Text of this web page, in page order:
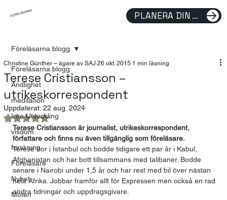
FÖRELÄSARNA PLANERA DIN FÖRELÄSNING
Föreläsarna blogg
Andlighet
meditation
Inre Utveckling
visdom
forskning
Föreläsare
Nyhet
Möten
Föreläsarna blogg
Terese Cristiansson –
utrikeskorrespondent
Christine Günther – ägare av SAJ 26 okt. 2015 1 min läsning
Uppdaterat: 22 aug. 2024
Betygsatt till NaN av 5 stjärnor.
Terese Cristiansson är journalist, utrikeskorrespondent,
författare och finns nu även tillgänglig som föreläsare.
Terese bor i Istanbul och bodde tidigare ett par år i Kabul,
Afghanistan och har bott tillsammans med talibaner. Bodde
senare i Nairobi under 1,5 år och har rest med bil över nästan
hela Afrika. Jobbar framför allt för Expressen men också en rad
andra tidningar och uppdragsgivare.